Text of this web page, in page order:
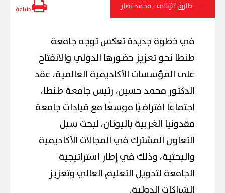
طارق الزناتي - محمد نصار طباعة
في خطوة جديدة تعكس توجه جامعة
طنطا نحو تعزيز حضورها الدولي والانفتاح
على المؤسسات الأكاديمية العالمية، عقد
الدكتور محمد حسين، رئيس جامعة طنطا،
اجتماعًا افتراضيًا موسعًا مع قيادات جامعة
مقدونيا الغربية باليونان، لبحث سبل
التعاون المشترك في المجالات الأكاديمية
والبحثية، وذلك في إطار استراتيجية
الجامعة لتدويل التعليم العالي وتعزيز